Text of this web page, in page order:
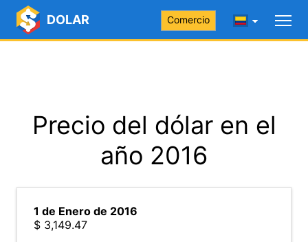
DOLAR Comercio
Precio del dólar en el
año 2016
1 de Enero de 2016
$ 3,149.47